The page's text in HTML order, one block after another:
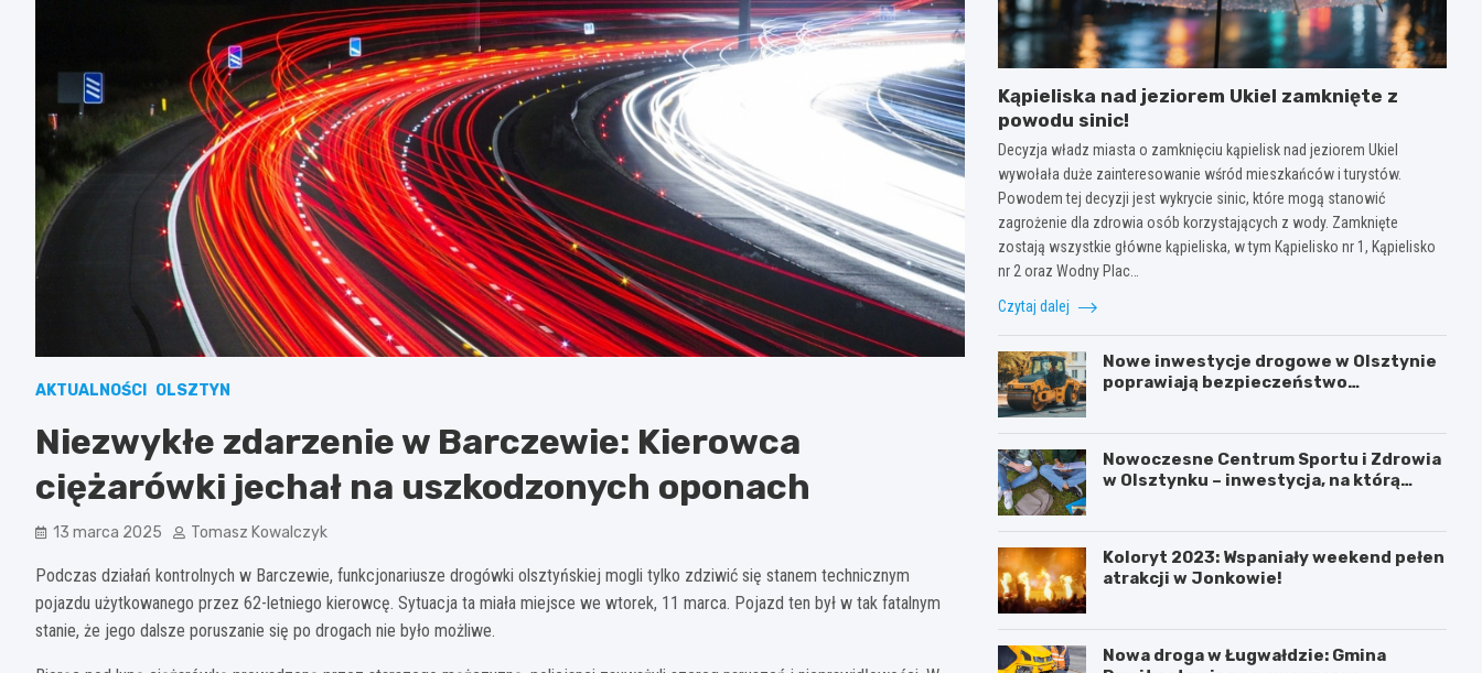
AKTUALNOŚCI OLSZTYN
Niezwykłe zdarzenie w Barczewie: Kierowca
ciężarówki jechał na uszkodzonych oponach
13 marca 2025 Tomasz Kowalczyk
Podczas działań kontrolnych w Barczewie, funkcjonariusze drogówki olsztyńskiej mogli tylko zdziwić się stanem technicznym
pojazdu użytkowanego przez 62-letniego kierowcę. Sytuacja ta miała miejsce we wtorek, 11 marca. Pojazd ten był w tak fatalnym
stanie, że jego dalsze poruszanie się po drogach nie było możliwe.
Kąpieliska nad jeziorem Ukiel zamknięte z
powodu sinic!
Decyzja władz miasta o zamknięciu kąpielisk nad jeziorem Ukiel
wywołała duże zainteresowanie wśród mieszkańców i turystów.
Powodem tej decyzji jest wykrycie sinic, które mogą stanowić
zagrożenie dla zdrowia osób korzystających z wody. Zamknięte
zostają wszystkie główne kąpieliska, w tym Kąpielisko nr 1, Kąpielisko
nr 2 oraz Wodny Plac…
Czytaj dalej
Nowe inwestycje drogowe w Olsztynie
poprawiają bezpieczeństwo
Nowoczesne Centrum Sportu i Zdrowia
w Olsztynku – inwestycja, na którą
Koloryt 2023: Wspaniały weekend pełen
atrakcji w Jonkowie!
Nowa droga w Ługwałdzie: Gmina